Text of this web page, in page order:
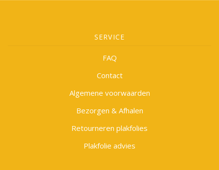
SERVICE
FAQ
Contact
Algemene voorwaarden
Bezorgen & Afhalen
Retourneren plakfolies
Plakfolie advies